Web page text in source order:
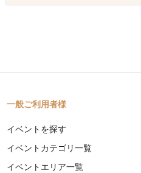
一般ご利用者様
イベントを探す
イベントカテゴリ一覧
イベントエリア一覧